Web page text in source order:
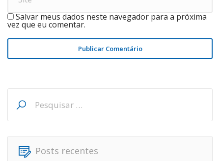
Salvar meus dados neste navegador para a próxima
vez que eu comentar.
Publicar Comentário
Pesquisar
por:
Posts recentes